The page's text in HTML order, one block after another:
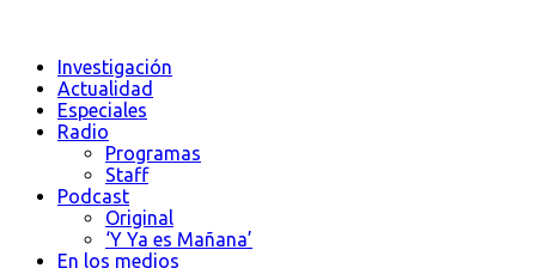
Investigación
Actualidad
Especiales
Radio
Programas
Staff
Podcast
Original
‘Y Ya es Mañana’
En los medios